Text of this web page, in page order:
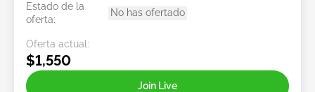
Estado de la
oferta:
No has ofertado
Oferta actual:
$1,550
Join Live